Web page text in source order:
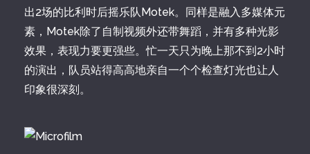
出2场的比利时后摇乐队Motek。同样是融入多媒体元
素，Motek除了自制视频外还带舞蹈，并有多种光影
效果，表现力要更强些。忙一天只为晚上那不到2小时
的演出，队员站得高高地亲自一个个检查灯光也让人
印象很深刻。